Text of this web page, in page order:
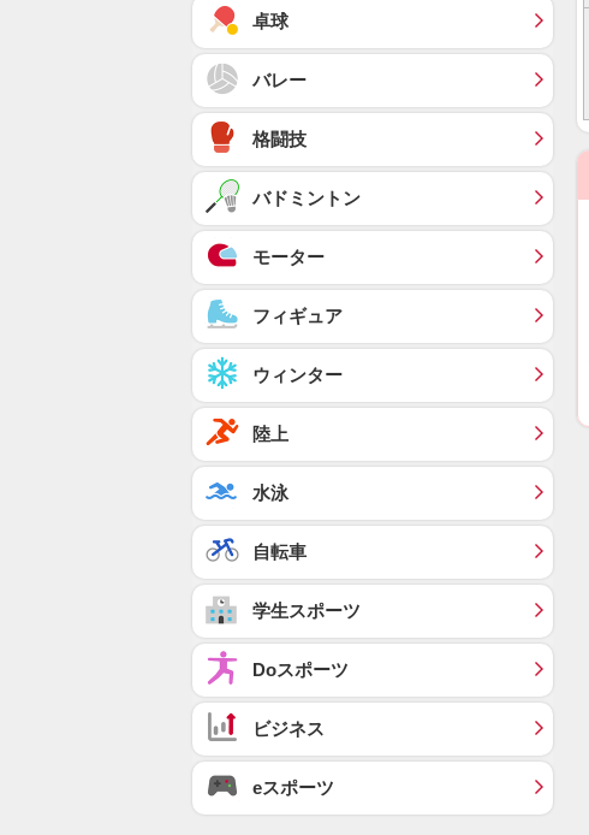
卓球
バレー
格闘技
バドミントン
モーター
フィギュア
ウィンター
陸上
水泳
自転車
学生スポーツ
Doスポーツ
ビジネス
eスポーツ